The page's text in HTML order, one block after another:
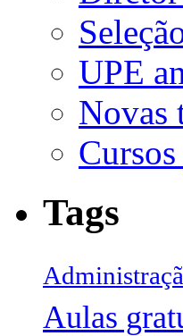
UPE
Novas
Tags
Aulas